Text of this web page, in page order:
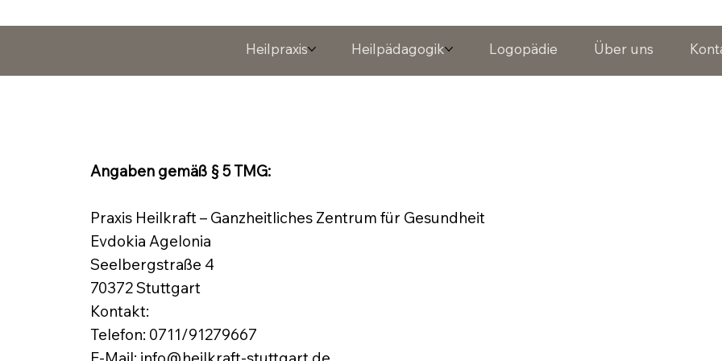
Heilpraxis Heilpädagogik Logopädie Über uns
Angaben gemäß § 5 TMG:
Praxis Heilkraft – Ganzheitliches Zentrum für Gesundheit
Evdokia Agelonia
Seelbergstraße 4
70372 Stuttgart
Kontakt:
Telefon: 0711/91279667